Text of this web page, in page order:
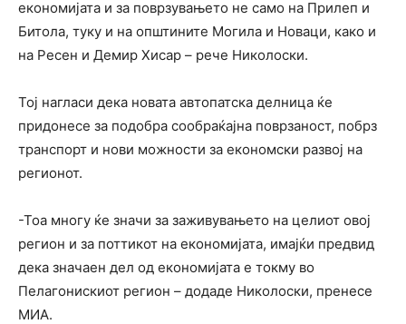
економијата и за поврзувањето не само на Прилеп и
Битола, туку и на општините Могила и Новаци, како и
на Ресен и Демир Хисар – рече Николоски.
Тој нагласи дека новата автопатска делница ќе
придонесе за подобра сообраќајна поврзаност, побрз
транспорт и нови можности за економски развој на
регионот.
-Тоа многу ќе значи за заживувањето на целиот овој
регион и за поттикот на економијата, имајќи предвид
дека значаен дел од економијата е токму во
Пелагонискиот регион – додаде Николоски, пренесе
МИА.